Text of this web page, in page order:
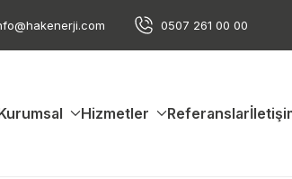
0507 261 00 00
Hizmetler Referanslar